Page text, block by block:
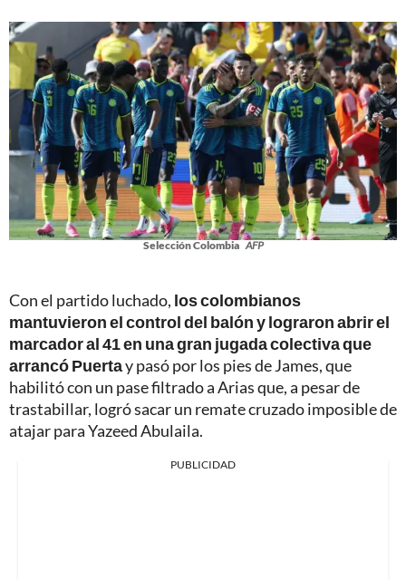
Selección Colombia AFP
Con el partido luchado, los colombianos
mantuvieron el control del balón y lograron abrir el
marcador al 41 en una gran jugada colectiva que
arrancó Puertay pasó por los pies de James, que
habilitó con un pase filtrado a Arias que, a pesar de
trastabillar, logró sacar un remate cruzado imposible de
atajar para Yazeed Abulaila.
PUBLICIDAD